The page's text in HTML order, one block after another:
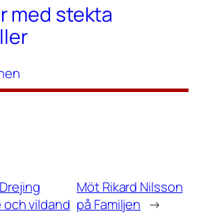
med stekta
vildand
Möt Rikard Nilsson
på Familjen →